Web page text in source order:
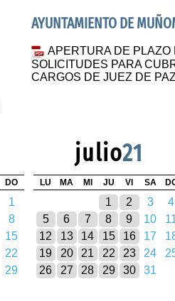
AYUNTAMIENTO DE
APERTURA DE PLAZO
SOLICITUDES PARA
CARGOS DE JUEZ DE
DO
1
8
15
22
29
julio21
LU MA MI JU VI SA
1 2 3
4
5
6 7 8 9 10
12
13 14 15 16 17
19
20 21 22 23 24
26
27 28 29 30 31